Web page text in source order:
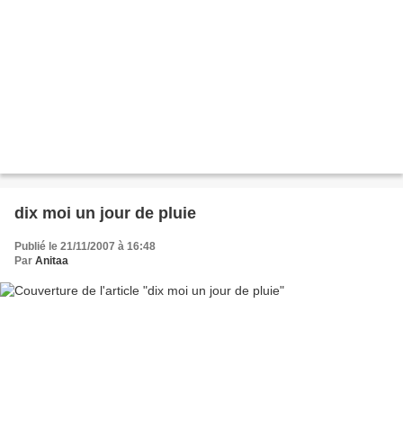
dix moi un jour de pluie
Publié le 21/11/2007 à 16:48
Par Anitaa